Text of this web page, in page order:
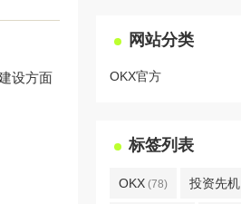
设方面
网站分类
OKX官方
标签列表
OKX (78) 投资先机